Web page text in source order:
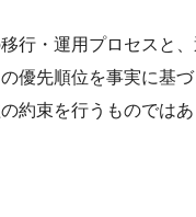
行・運用プロセスと
優先順位を事実に基
約束を行うものではあ